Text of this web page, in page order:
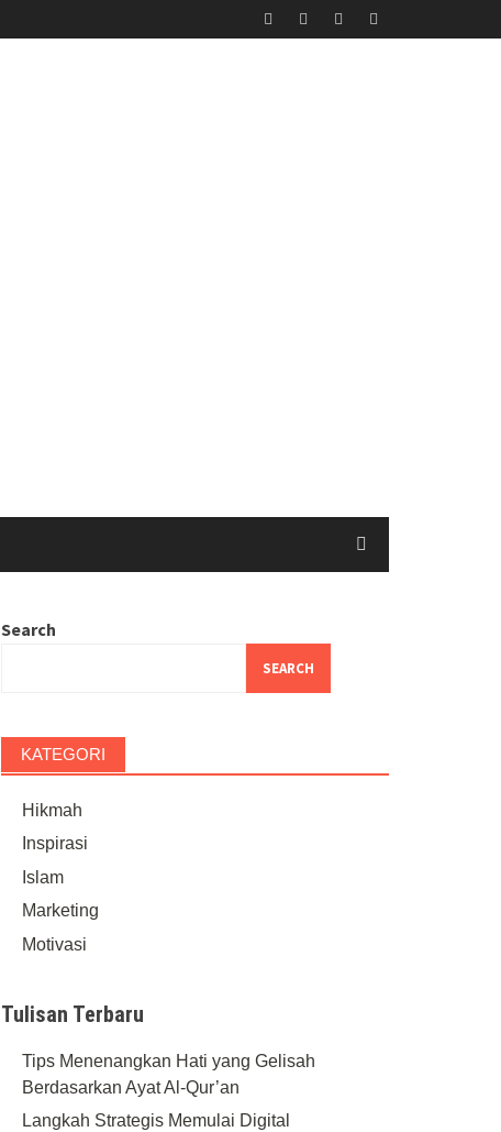
Search
SEARCH
KATEGORI
Hikmah
Inspirasi
Islam
Marketing
Motivasi
Tulisan Terbaru
Tips Menenangkan Hati yang Gelisah
Berdasarkan Ayat Al-Qur’an
Langkah Strategis Memulai Digital